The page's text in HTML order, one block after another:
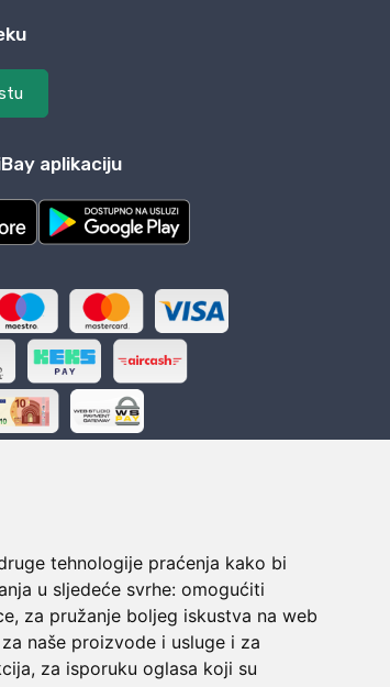
tehnologije praćenja kako bi
u sljedeće svrhe: omogućiti
, za pružanje boljeg iskustva na web
naše proizvode i usluge i za
, za isporuku oglasa koji su
aplikaciju
Sigurno obročno plaćanje
Do 24 rata bez kamata